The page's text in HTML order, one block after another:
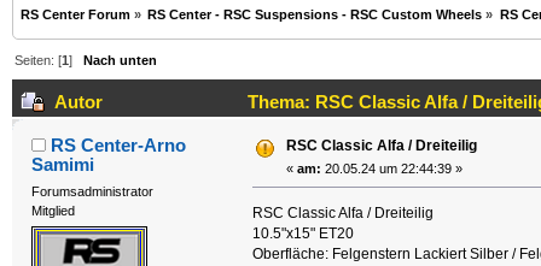
RS Center Forum » RS Center - RSC Suspensions - RSC Custom Wheels » RS
Seiten: [1] Nach unten
Autor Thema: RSC Classic Alfa /
RS Center-Arno
Samimi
Forumsadministrator
Mitglied
RSC Classic Alfa / Dreiteilig
« am: 20.05.24 um 22:44:39 »
RSC Classic Alfa / Dreiteilig
10.5"x15" ET20
Oberfläche: Felgenstern Lackiert Silber /